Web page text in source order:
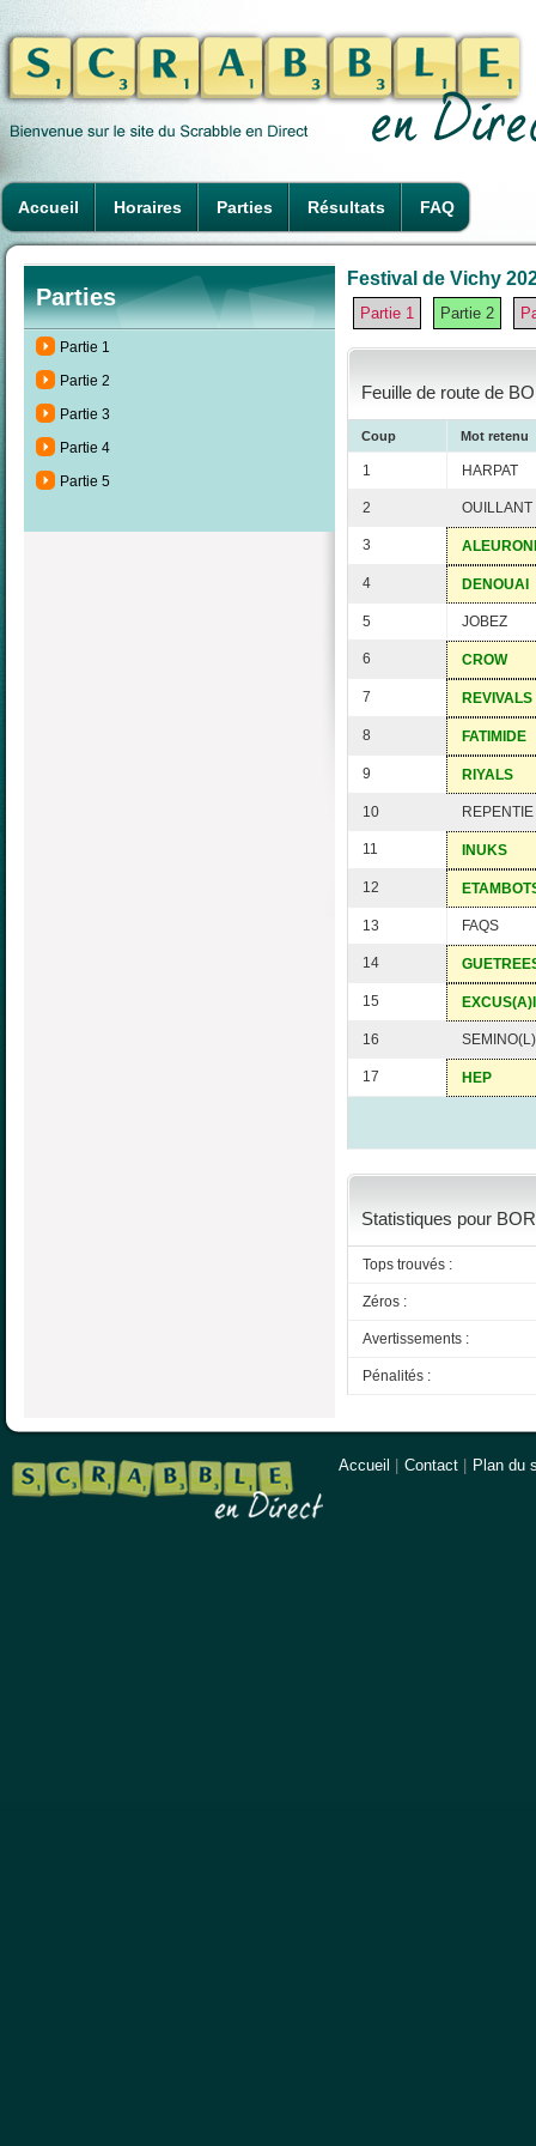
Accueil Horaires Parties Résultats FAQ
Parties
Partie 1
Partie 2
Partie 3
Partie 4
Partie 5
Festival de Vichy
Partie 1 Partie 2
Feuille de route de
Coup Mot retenu
1 HARPAT
2 OUILLANT
3
4 DENOUAI
5 JOBEZ
6 CROW
7 REVIVALS
8 FATIMIDE
9 RIYALS
10 REPENTIE
11 INUKS
12
13 FAQS
14
15 EXCUS(A)I
16
17 HEP
Statistiques pour
Tops trouvés :
Zéros :
Avertissements :
Pénalités :
Accueil Contact Plan du